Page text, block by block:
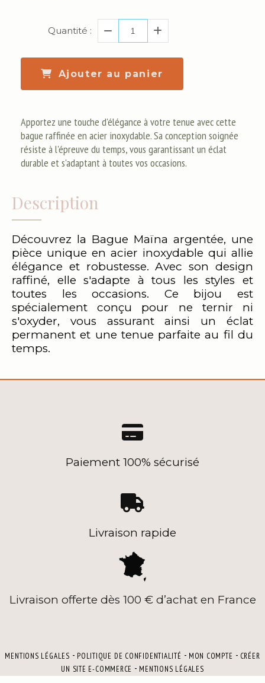
Quantité :
Ajouter au panier
Apportez une touche d'élégance à votre tenue avec cette
bague raffinée en acier inoxydable. Sa conception soignée
résiste à l'épreuve du temps, vous garantissant un éclat
durable et s'adaptant à toutes vos occasions.
Description
Découvrez la Bague Maïna argentée, une
pièce unique en acier inoxydable qui allie
élégance et robustesse. Avec son design
raffiné, elle s'adapte à tous les styles et
toutes les occasions. Ce bijou est
spécialement conçu pour ne ternir ni
s'oxyder, vous assurant ainsi un éclat
permanent et une tenue parfaite au fil du
temps.

Paiement 100% sécurisé

Livraison rapide
Livraison offerte dès 100 € d’achat en France
MENTIONS LÉGALES POLITIQUE DE CONFIDENTIALITÉ MON COMPTE
CRÉER
UN SITE E-COMMERCE
MENTIONS LÉGALES